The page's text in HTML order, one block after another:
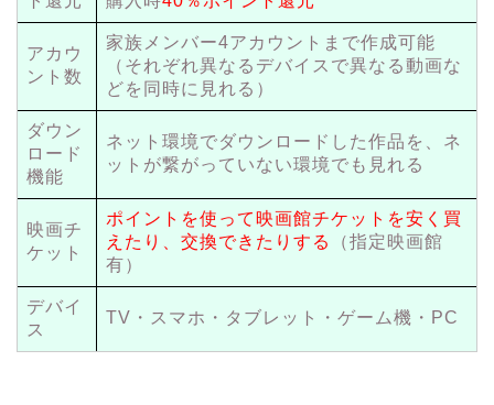
アカウ
ント数
家族メンバー4アカウントまで作成可能
（それぞれ異なるデバイスで異なる動画な
どを同時に見れる）
ダウン
ロード
機能
ネット環境でダウンロードした作品を、ネ
ットが繋がっていない環境でも見れる
映画チ
ケット
ポイントを使って映画館チケットを安く買
えたり、交換できたりする
（指定映画館
有）
デバイ
ス
TV・スマホ・タブレット・ゲーム機・PC